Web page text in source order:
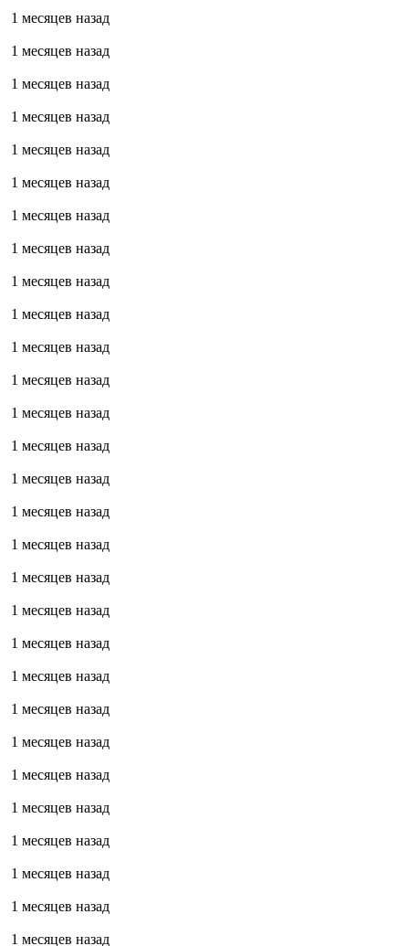
1 месяцев назад
1 месяцев назад
1 месяцев назад
1 месяцев назад
1 месяцев назад
1 месяцев назад
1 месяцев назад
1 месяцев назад
1 месяцев назад
1 месяцев назад
1 месяцев назад
1 месяцев назад
1 месяцев назад
1 месяцев назад
1 месяцев назад
1 месяцев назад
1 месяцев назад
1 месяцев назад
1 месяцев назад
1 месяцев назад
1 месяцев назад
1 месяцев назад
1 месяцев назад
1 месяцев назад
1 месяцев назад
1 месяцев назад
1 месяцев назад
1 месяцев назад
1 месяцев назад